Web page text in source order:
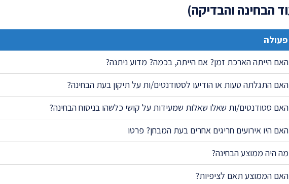
פעולה
האם הייתה הארכת זמן? אם הייתה, בכמה? מדוע ניתנה?
האם התגלתה טעות או הודיעו לסטודנטים/ות על תיקון בעת הבחינה?
האם סטודנטים/ות שאלו שאלות שמעידות על קושי כלשהו בניסוח הבחינה?
האם היו אירועים חריגים אחרים בעת המבחן? פרטו
מה היה ממוצע הבחינה?
האם הממוצע תאם לציפיות?